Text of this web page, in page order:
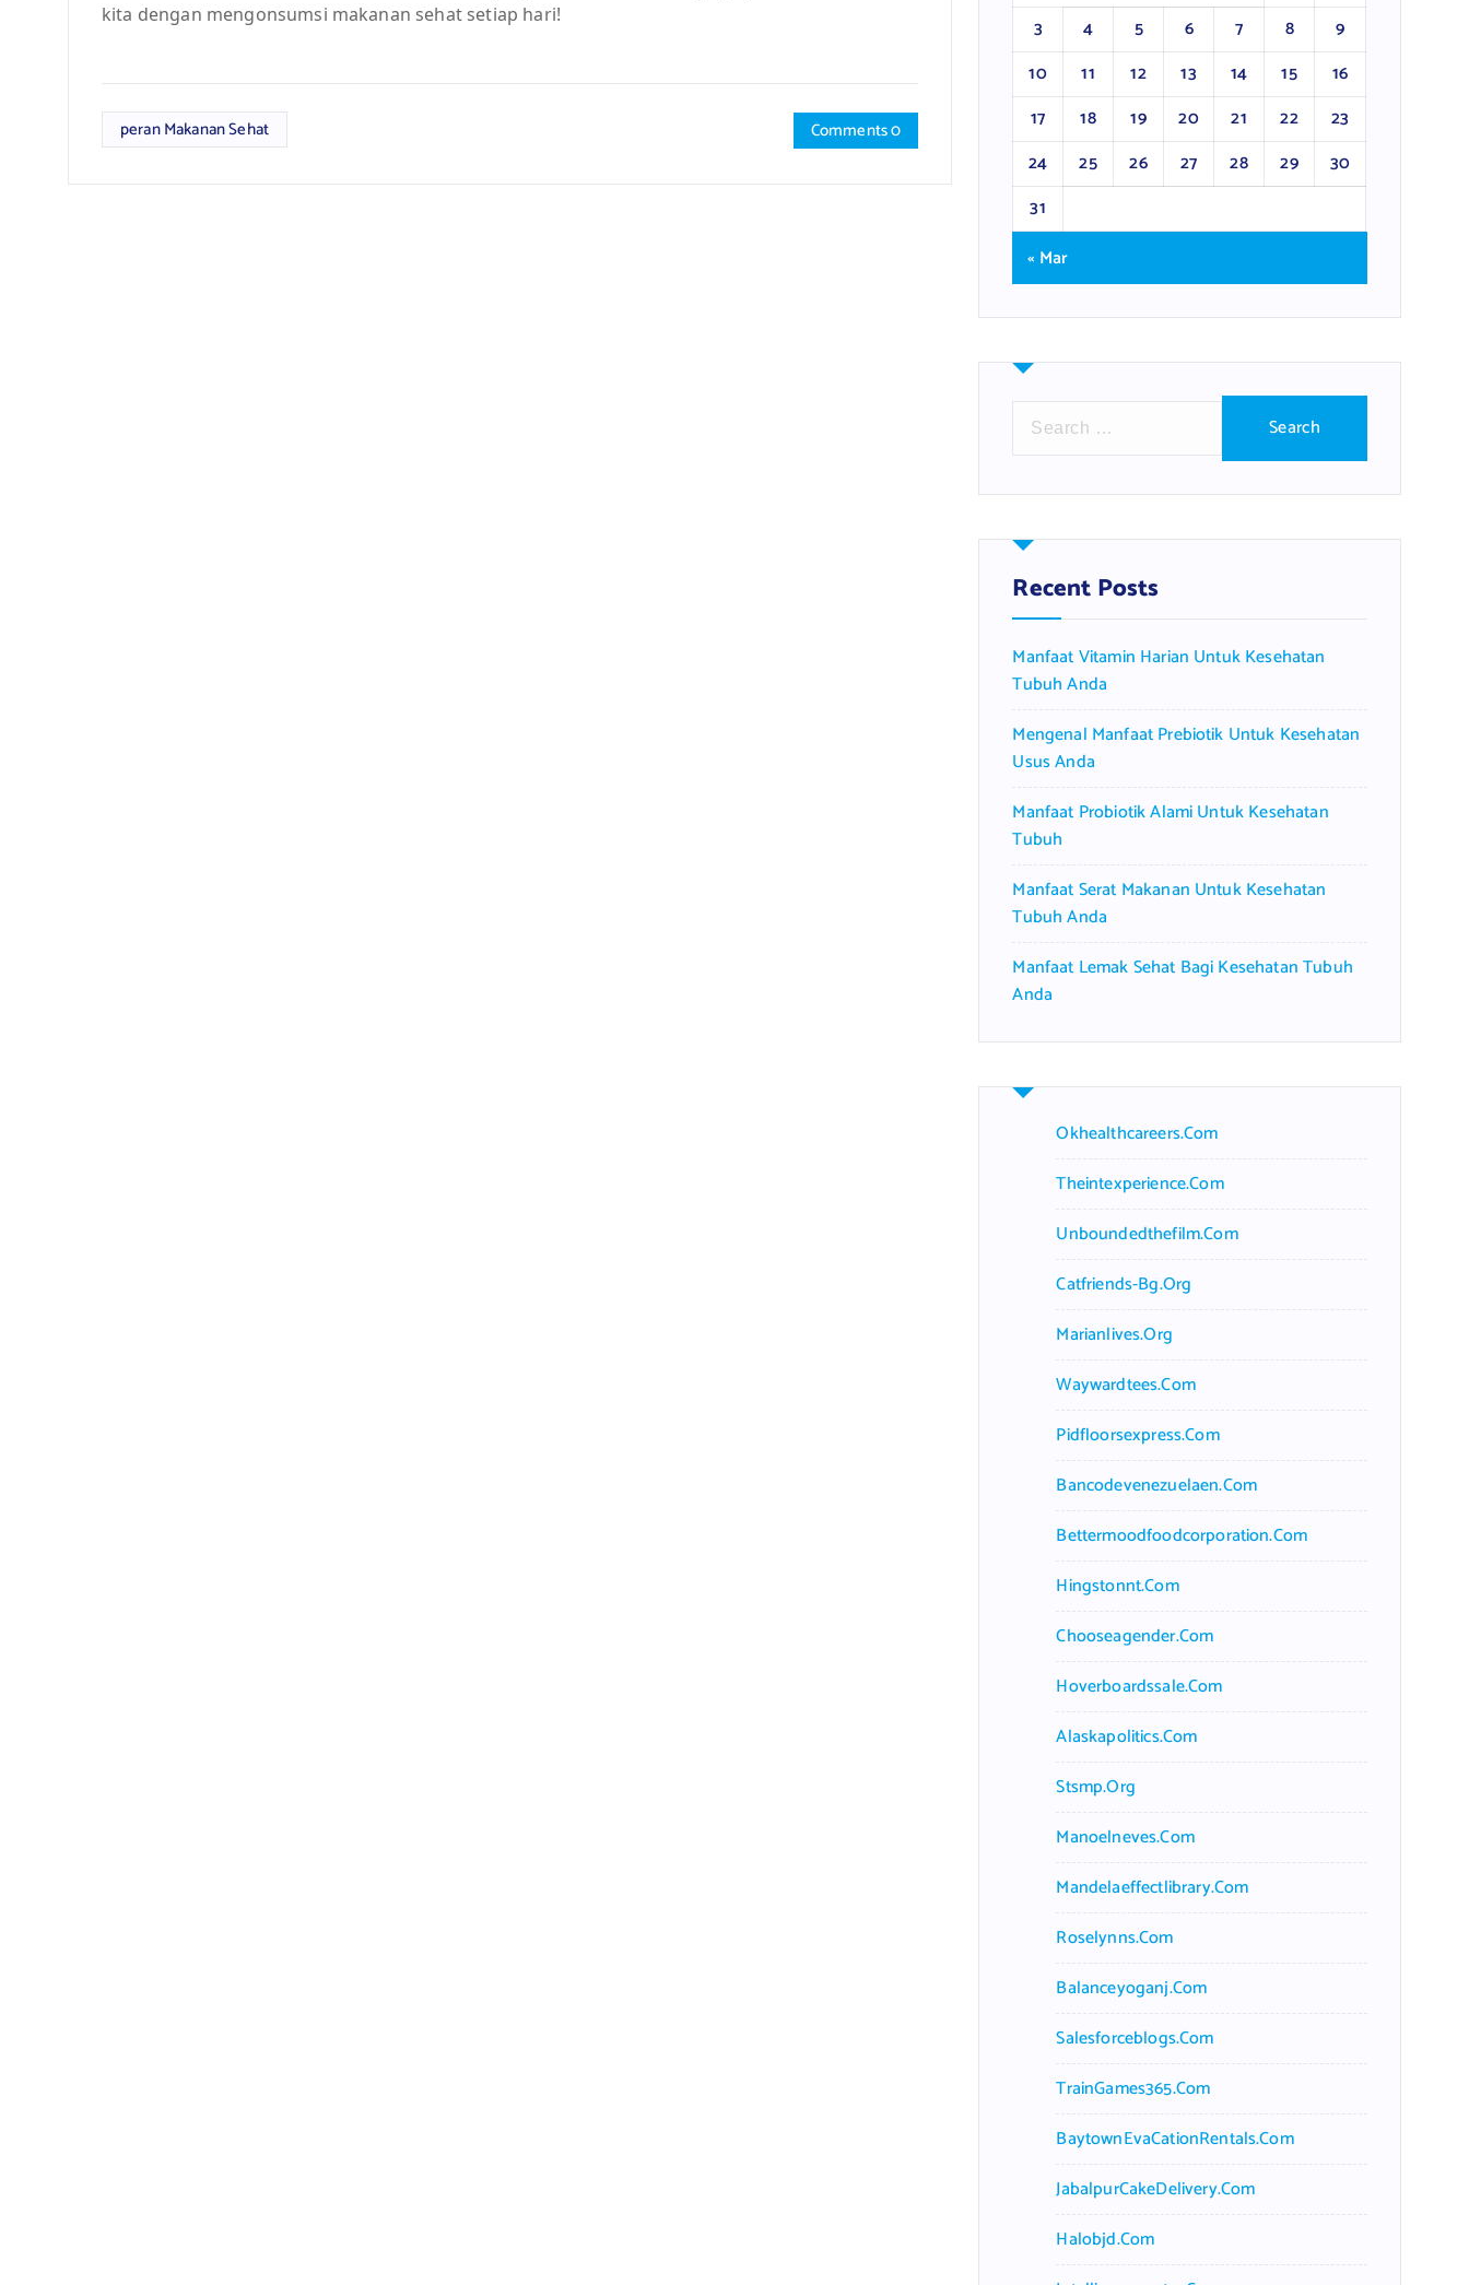
kita dengan mengonsumsi makanan sehat setiap hari!
peran Makanan Sehat Comments 0
3
4 5 6 7 8
9
10
11 12 13 14 15
16
17
18 19 20 21 22
23
24
25 26 27 28 29
30
31
« Mar
r
h
f
o
:
Recent Posts
Manfaat Vitamin Harian Untuk Kesehatan
Tubuh Anda
Mengenal Manfaat Prebiotik Untuk Kesehatan
Usus Anda
Manfaat Probiotik Alami Untuk Kesehatan
Tubuh
Manfaat Serat Makanan Untuk Kesehatan
Tubuh Anda
Manfaat Lemak Sehat Bagi Kesehatan Tubuh
Anda
Okhealthcareers.com
Theintexperience.com
Unboundedthefilm.com
Catfriends-Bg.org
Marianlives.org
Waywardtees.com
Pidfloorsexpress.com
Bancodevenezuelaen.com
Bettermoodfoodcorporation.com
Hingstonnt.com
Chooseagender.com
Hoverboardssale.com
Alaskapolitics.com
Stsmp.org
Manoelneves.com
Mandelaeffectlibrary.com
Roselynns.com
Balanceyoganj.com
Salesforceblogs.com
TrainGames365.com
BaytownEvaCationRentals.com
JabalpurCakeDelivery.com
Halobjd.com